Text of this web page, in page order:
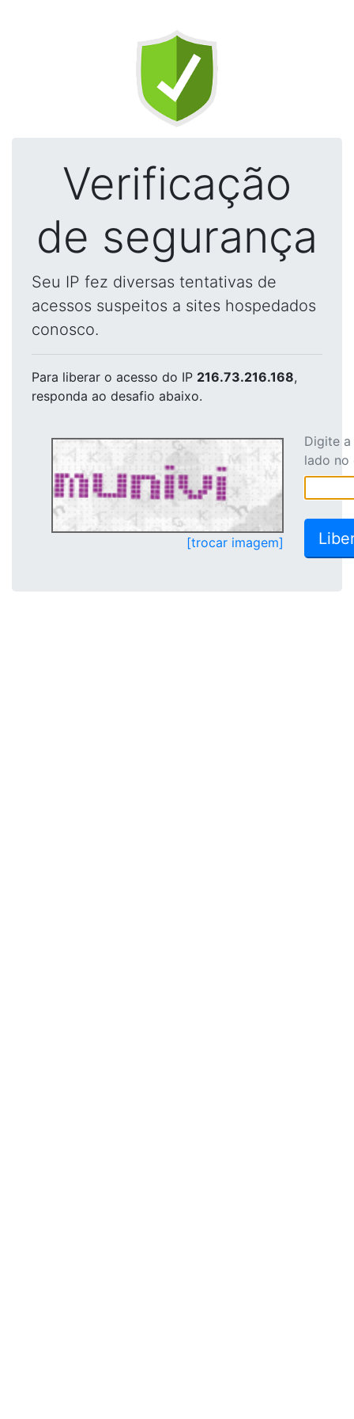
Verificação
de segurança
Seu IP fez diversas tentativas de
acessos suspeitos a sites hospedados
conosco.
Para liberar o acesso do IP 216.73.216.168,
responda ao desafio abaixo.
[trocar imagem]
Digite
lado no